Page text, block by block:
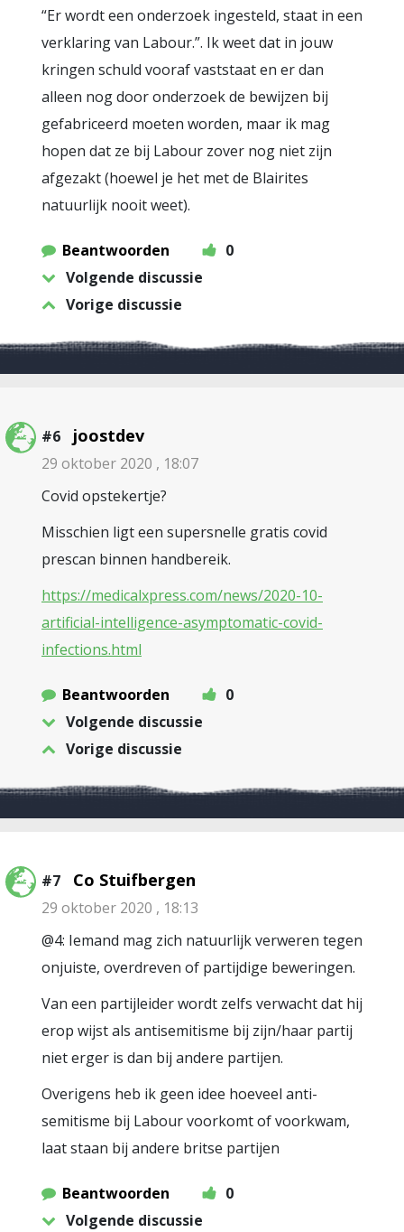
“Er wordt een onderzoek ingesteld, staat in een
verklaring van Labour.”. Ik weet dat in jouw
kringen schuld vooraf vaststaat en er dan
alleen nog door onderzoek de bewijzen bij
gefabriceerd moeten worden, maar ik mag
hopen dat ze bij Labour zover nog niet zijn
afgezakt (hoewel je het met de Blairites
natuurlijk nooit weet).
Beantwoorden
0
Volgende discussie
Vorige discussie
#6 joostdev
29 oktober 2020 , 18:07
Covid opstekertje?
Misschien ligt een supersnelle gratis covid
prescan binnen handbereik.
https://medicalxpress.com/news/2020-10-
artificial-intelligence-asymptomatic-covid-
infections.html
Beantwoorden
0
Volgende discussie
Vorige discussie
#7 Co Stuifbergen
29 oktober 2020 , 18:13
@4: Iemand mag zich natuurlijk verweren tegen
onjuiste, overdreven of partijdige beweringen.
Van een partijleider wordt zelfs verwacht dat hij
erop wijst als antisemitisme bij zijn/haar partij
niet erger is dan bij andere partijen.
Overigens heb ik geen idee hoeveel anti-
semitisme bij Labour voorkomt of voorkwam,
laat staan bij andere britse partijen
Beantwoorden
0
Volgende discussie